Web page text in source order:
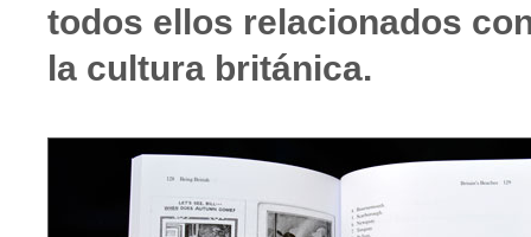
todos ellos relacionados
la cultura británica.